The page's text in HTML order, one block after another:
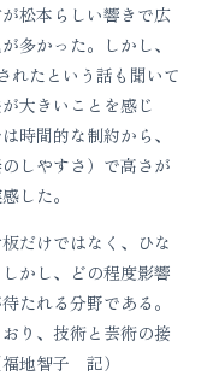
松本らしい響きで広
多かった。しかし、
れたという話も聞いて
大きいことを感じ
時間的な制約から、
しやすさ）で高さが
した。
だけではなく、ひな
かし、どの程度影響
たれる分野である。
り、技術と芸術の接
地智子 記）